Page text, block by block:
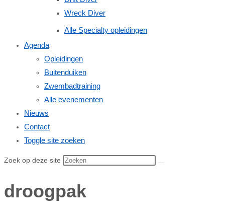
Wreck Diver
Alle Specialty opleidingen
Agenda
Opleidingen
Buitenduiken
Zwembadtraining
Alle evenementen
Nieuws
Contact
Toggle site zoeken
Zoek op deze site
droogpak